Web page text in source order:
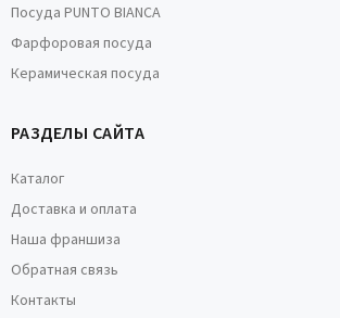
Посуда PUNTO BIANCA
Фарфоровая посуда
Керамическая посуда
РАЗДЕЛЫ САЙТА
Каталог
Доставка и оплата
Наша франшиза
Обратная связь
Контакты